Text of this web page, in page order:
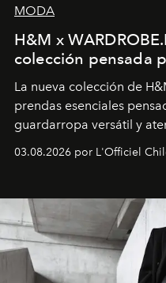
MODA
H&M x
colección pensada
La nueva colección de
prendas esenciales
guardarropa versátil y
lanzamiento, los
la asesora creativa y jefa
y la filosofía detrás de la
03.08.2026 por L'Officiel